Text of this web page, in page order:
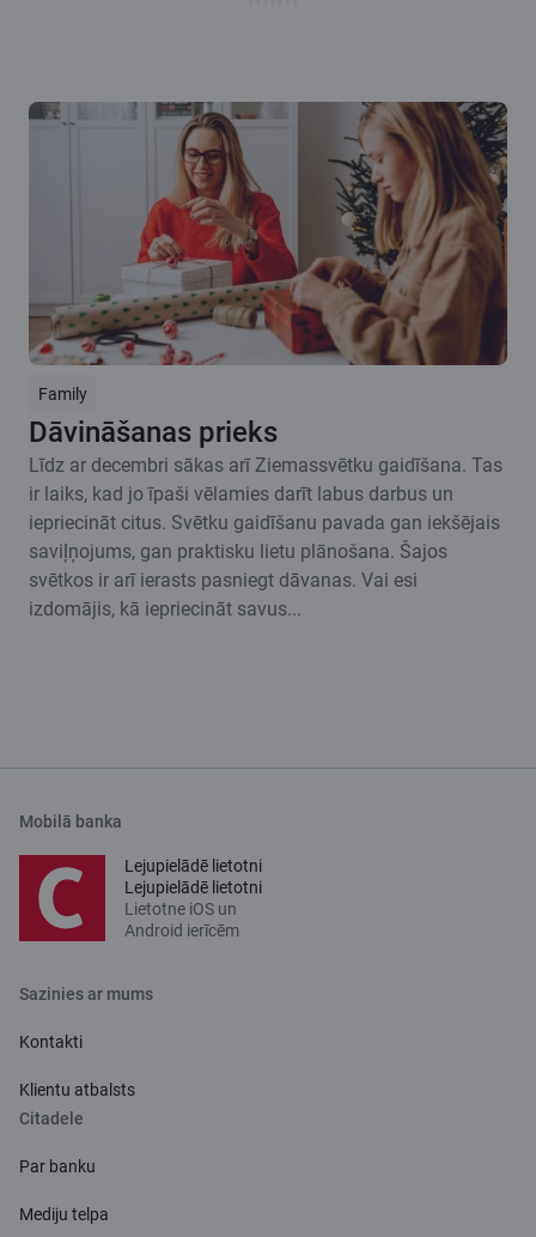
Family
Dāvināšanas prieks
Līdz ar decembri sākas arī Ziemassvētku gaidīšana. Tas
ir laiks, kad jo īpaši vēlamies darīt labus darbus un
iepriecināt citus. Svētku gaidīšanu pavada gan iekšējais
saviļņojums, gan praktisku lietu plānošana. Šajos
svētkos ir arī ierasts pasniegt dāvanas. Vai esi
izdomājis, kā iepriecināt savus...
Mobilā banka
Lejupielādē lietotni
Lejupielādē lietotni
Lietotne iOS un
Android ierīcēm
Sazinies ar mums
Kontakti
Klientu atbalsts
Citadele
Par banku
Mediju telpa